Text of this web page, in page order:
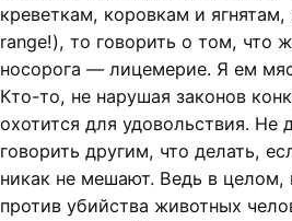
креветкам, коровкам и
range!), то говорить о том, что
носорога — лицемерие. Я ем
Кто-то, не нарушая законов
охотится для удовольствия. Не
говорить другим, что делать,
никак не мешают. Ведь в целом,
против убийства животных